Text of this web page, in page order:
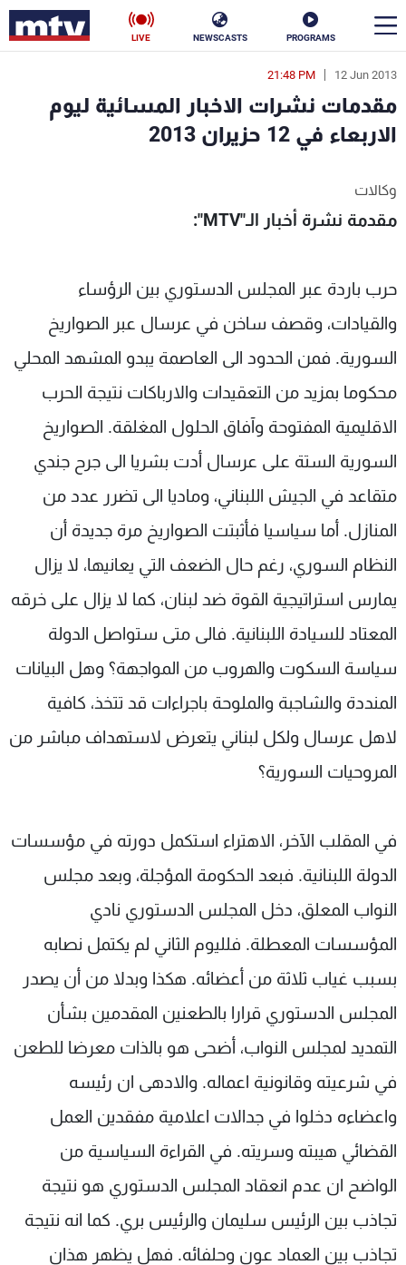
PROGRAMS
NEWSCASTS
LIVE
12 Jun 2013
21:48 PM
مقدمات نشرات الاخبار المسائية ليوم
الاربعاء في 12 حزيران 2013
وكالات
مقدمة نشرة أخبار الـ"MTV":
حرب باردة عبر المجلس الدستوري بين الرؤساء
والقيادات، وقصف ساخن في عرسال عبر الصواريخ
السورية. فمن الحدود الى العاصمة يبدو المشهد المحلي
محكوما بمزيد من التعقيدات والارباكات نتيجة الحرب
الاقليمية المفتوحة وآفاق الحلول المغلقة. الصواريخ
السورية الستة على عرسال أدت بشريا الى جرح جندي
متقاعد في الجيش اللبناني، وماديا الى تضرر عدد من
المنازل. أما سياسيا فأثبتت الصواريخ مرة جديدة أن
النظام السوري، رغم حال الضعف التي يعانيها، لا يزال
يمارس استراتيجية القوة ضد لبنان، كما لا يزال على خرقه
المعتاد للسيادة اللبنانية. فالى متى ستواصل الدولة
سياسة السكوت والهروب من المواجهة؟ وهل البيانات
المنددة والشاجبة والملوحة باجراءات قد تتخذ، كافية
لاهل عرسال ولكل لبناني يتعرض لاستهداف مباشر من
المروحيات السورية؟
في المقلب الآخر، الاهتراء استكمل دورته في مؤسسات
الدولة اللبنانية. فبعد الحكومة المؤجلة، وبعد مجلس
النواب المعلق، دخل المجلس الدستوري نادي
المؤسسات المعطلة. فلليوم الثاني لم يكتمل نصابه
بسبب غياب ثلاثة من أعضائه. هكذا وبدلا من أن يصدر
المجلس الدستوري قرارا بالطعنين المقدمين بشأن
التمديد لمجلس النواب، أضحى هو بالذات معرضا للطعن
في شرعيته وقانونية اعماله. والادهى ان رئيسه
واعضاءه دخلوا في جدالات اعلامية مفقدين العمل
القضائي هيبته وسريته. في القراءة السياسية من
الواضح ان عدم انعقاد المجلس الدستوري هو نتيجة
تجاذب بين الرئيس سليمان والرئيس بري. كما انه نتيجة
تجاذب بين العماد عون وحلفائه. فهل يظهر هذان
en
الأخبار
كأس العالم
جدول البرامج
شاهد البرامج
الترددات
الإنـتـاج
وظائف
تواصل معنا
شروط الإسـتخدام
سياسة الخصوصية